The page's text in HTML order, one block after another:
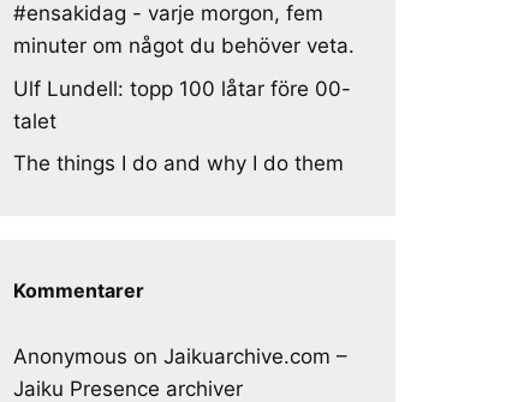
#ensakidag - varje morgon, fem
minuter om något du behöver veta.
Ulf Lundell: topp 100 låtar före 00-
talet
The things I do and why I do them
Kommentarer
Anonymous on Jaikuarchive.com –
Jaiku Presence archiver